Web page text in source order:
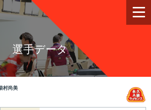
選手データ
村尚美